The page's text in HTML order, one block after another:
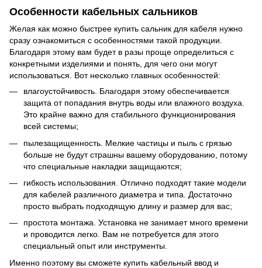
Особенности кабельных сальников
Желая как можно быстрее купить сальник для кабеля нужно
сразу ознакомиться с особенностями такой продукции.
Благодаря этому вам будет в разы проще определиться с
конкретными изделиями и понять, для чего они могут
использоваться. Вот несколько главных особенностей:
влагоустойчивость. Благодаря этому обеспечивается
защита от попадания внутрь воды или влажного воздуха.
Это крайне важно для стабильного функционирования
всей системы;
пылезащищенность. Мелкие частицы и пыль с грязью
больше не будут страшны вашему оборудованию, потому
что специальные накладки защищаются;
гибкость использования. Отлично подходят такие модели
для кабелей различного диаметра и типа. Достаточно
просто выбрать подходящую длину и размер для вас;
простота монтажа. Установка не занимает много времени
и проводится легко. Вам не потребуется для этого
специальный опыт или инструменты.
Именно поэтому вы сможете купить кабельный ввод и